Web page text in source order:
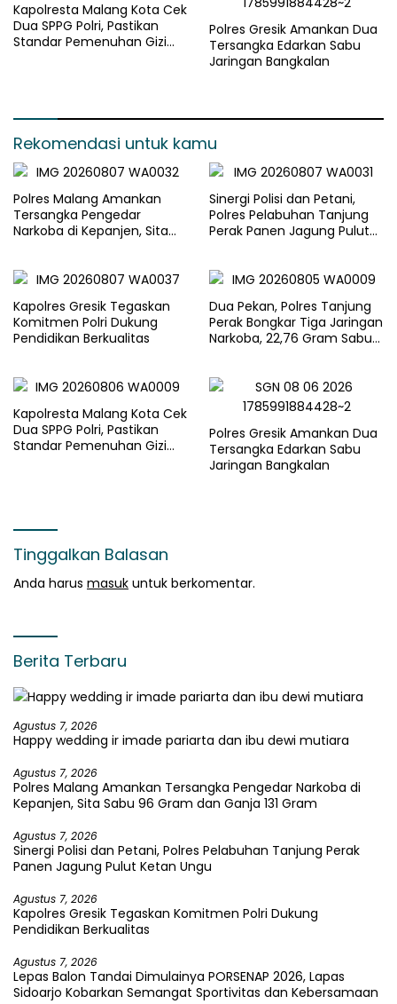
Kapolresta Malang Kota Cek
Dua SPPG Polri, Pastikan
Standar Pemenuhan Gizi
Polres Gresik Amankan Dua
Tersangka Edarkan Sabu
Jaringan Bangkalan
Rekomendasi untuk kamu
Polres Malang Amankan
Tersangka Pengedar
Narkoba di Kepanjen, Sita
Sinergi Polisi dan Petani,
Polres Pelabuhan Tanjung
Perak Panen Jagung Pulut
Kapolres Gresik Tegaskan
Komitmen Polri Dukung
Pendidikan Berkualitas
Dua Pekan, Polres Tanjung
Perak Bongkar Tiga Jaringan
Narkoba, 22,76 Gram Sabu
Kapolresta Malang Kota Cek
Dua SPPG Polri, Pastikan
Standar Pemenuhan Gizi
Polres Gresik Amankan Dua
Tersangka Edarkan Sabu
Jaringan Bangkalan
Tinggalkan Balasan
Anda harus masuk untuk berkomentar.
Berita Terbaru
Agustus 7, 2026
Happy wedding ir imade pariarta dan ibu dewi mutiara
Agustus 7, 2026
Polres Malang Amankan Tersangka Pengedar Narkoba di
Kepanjen, Sita Sabu 96 Gram dan Ganja 131 Gram
Agustus 7, 2026
Sinergi Polisi dan Petani, Polres Pelabuhan Tanjung Perak
Panen Jagung Pulut Ketan Ungu
Agustus 7, 2026
Kapolres Gresik Tegaskan Komitmen Polri Dukung
Pendidikan Berkualitas
Agustus 7, 2026
Lepas Balon Tandai Dimulainya PORSENAP 2026, Lapas
Sidoarjo Kobarkan Semangat Sportivitas dan Kebersamaan